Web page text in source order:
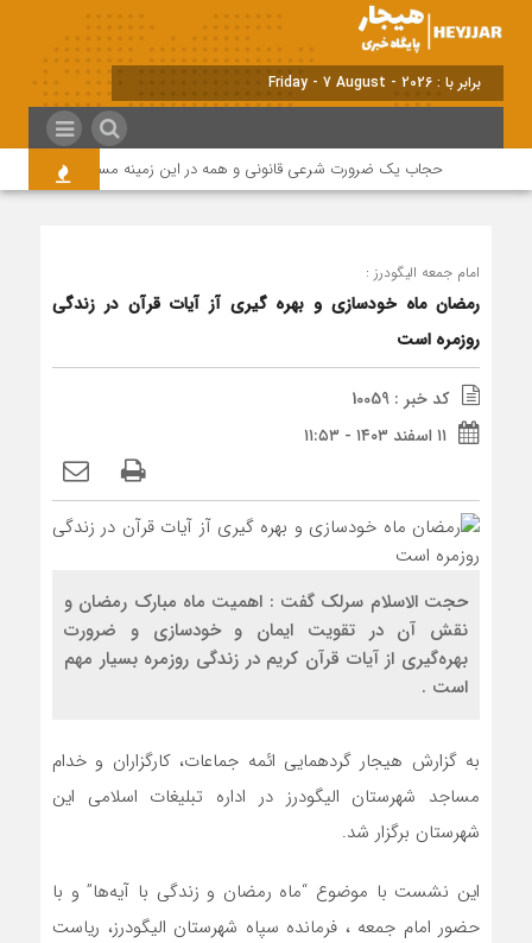
برابر با : Friday - 7 August - 2026
حجاب یک ضرورت شرعی قانونی و همه در این زمینه مسئول هستند
امام جمعه الیگودرز :
رمضان ماه خودسازی و بهره گیری آز آیات قرآن در زندگی
روزمره است
کد خبر : 10059
۱۱ اسفند ۱۴۰۳ - ۱۱:۵۳
حجت الاسلام سرلک گفت : اهمیت ماه مبارک رمضان و
نقش آن در تقویت ایمان و خودسازی و ضرورت
بهره‌گیری از آیات قرآن کریم در زندگی روزمره بسیار مهم
است .
به گزارش هیجار گردهمایی ائمه جماعات، کارگزاران و خدام
مساجد شهرستان الیگودرز در اداره تبلیغات اسلامی این
شهرستان برگزار شد.
این نشست با موضوع “ماه رمضان و زندگی با آیه‌ها” و با
حضور امام جمعه ، فرمانده سپاه شهرستان الیگودرز، ریاست